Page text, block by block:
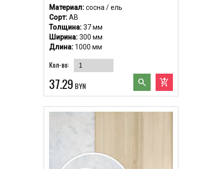
Материал:сосна / ель
Сорт:АВ
Толщина:37 мм
Ширина:300 мм
Длина: 1000 мм
Кол-во:
37.29 BYN search add_shopping_cart